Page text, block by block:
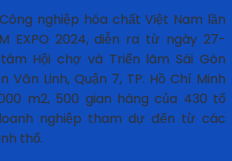
nghiệp hóa chất Việt Nam lần
EXPO 2024, diễn ra từ ngày 27-
tâm Hội chợ và Triển lãm Sài Gòn
Văn Linh, Quận 7, TP. Hồ Chí Minh
m2, 500 gian hàng của 430 tổ
nghiệp tham dự đến từ các
thổ.